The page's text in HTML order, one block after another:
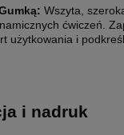
Wszyta,
ćwiczeń.
użytkowania i
i nadruk